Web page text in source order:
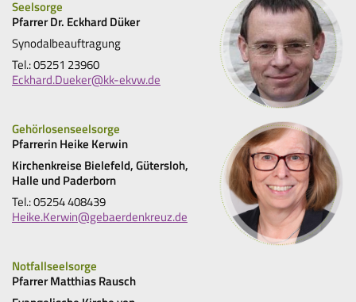
Seelsorge
Pfarrer Dr. Eckhard Düker
Synodalbeauftragung
Tel.: 05251 23960
Eckhard.Dueker@kk-ekvw.de
Gehörlosenseelsorge
Pfarrerin Heike Kerwin
Kirchenkreise Bielefeld, Gütersloh,
Halle und Paderborn
Tel.: 05254 408439
Heike.Kerwin@gebaerdenkreuz.de
Notfallseelsorge
Pfarrer Matthias Rausch